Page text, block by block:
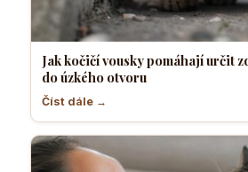
Jak kočičí vousky pomáhají určit
do úzkého otvoru
Číst dále →